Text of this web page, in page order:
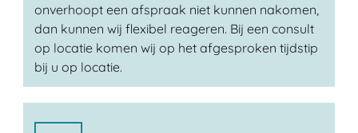
onverhoopt een afspraak niet kunnen nakomen,
dan kunnen wij flexibel reageren. Bij een consult
op locatie komen wij op het afgesproken tijdstip
bij u op locatie.